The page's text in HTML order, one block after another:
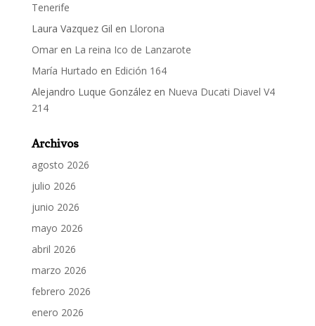
Tenerife
Laura Vazquez Gil en Llorona
Omaren La reina Ico de Lanzarote
María Hurtado en Edición 164
Alejandro Luque Gonzálezen Nueva Ducati Diavel V4
214
Archivos
agosto 2026
julio 2026
junio 2026
mayo 2026
abril 2026
marzo 2026
febrero 2026
enero 2026